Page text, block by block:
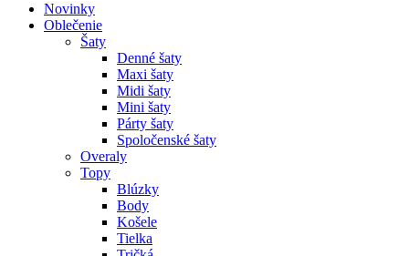
Novinky
Oblečenie
Šaty
Denné šaty
Maxi šaty
Midi šaty
Mini šaty
Párty šaty
Spoločenské šaty
Overaly
Topy
Blúzky
Body
Košele
Tielka